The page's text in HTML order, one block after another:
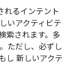
れるインテント
いアクティビテ
索されます。多
ただし、必ずし
し 新しいアクテ